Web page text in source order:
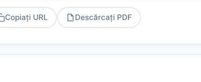
Copiați URL Descărcați PDF